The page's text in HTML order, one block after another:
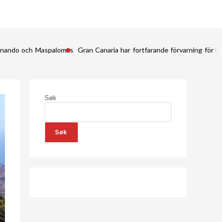
och Maspalomas Gran Canaria har fortfarande förvarning för
Søk
Søk